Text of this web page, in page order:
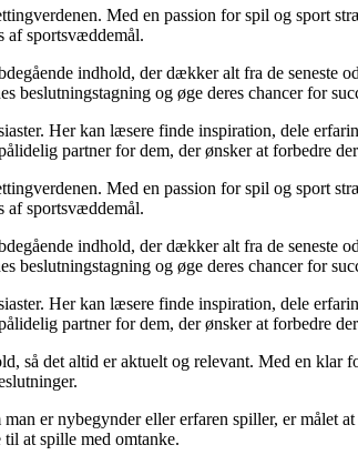
Med en passion for spil og sport
af sportsvæddemål.
indhold, der dækker alt fra de seneste
beslutningstagning og øge deres chancer for
Her kan læsere finde inspiration, dele
partner for dem, der ønsker at forbedre
Med en passion for spil og sport
af sportsvæddemål.
indhold, der dækker alt fra de seneste
beslutningstagning og øge deres chancer for
Her kan læsere finde inspiration, dele
partner for dem, der ønsker at forbedre
det altid er aktuelt og relevant. Med en klar
er nybegynder eller erfaren spiller, er målet
at spille med omtanke.